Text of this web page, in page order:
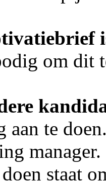
om dit
aan te
staat